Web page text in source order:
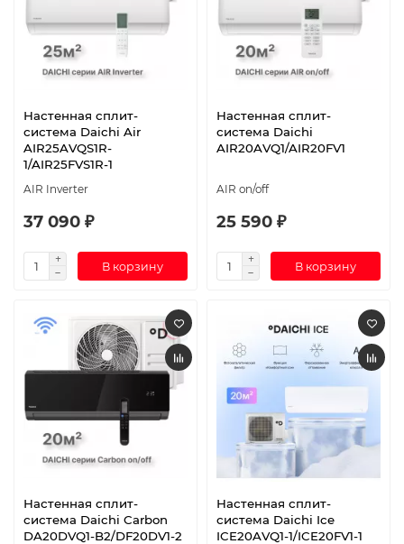
Настенная сплит-
система Daichi Air
AIR25AVQS1R-
1/AIR25FVS1R-1
AIR Inverter
37 090 ₽
В корзину
Настенная сплит-
система Daichi
AIR20AVQ1/AIR20FV1
AIR on/off
25 590 ₽
В корзину
Настенная сплит-
система Daichi Carbon
DA20DVQ1-B2/DF20DV1-2
Настенная сплит-
система Daichi Ice
ICE20AVQ1-1/ICE20FV1-1